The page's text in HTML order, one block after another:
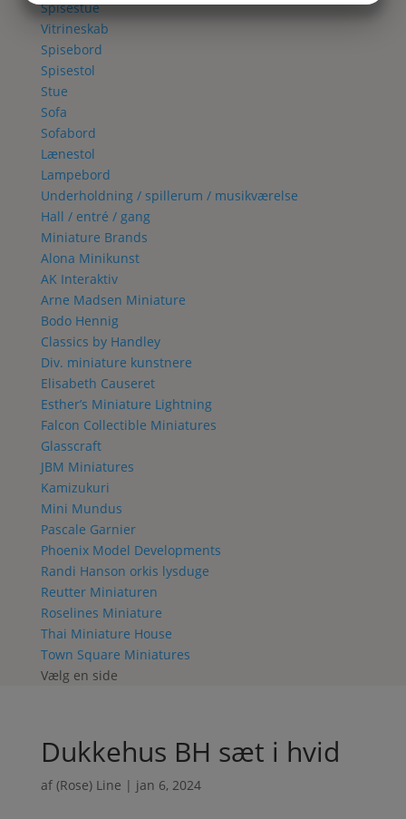
Spisestue
Vitrineskab
Spisebord
Spisestol
Stue
Sofa
Sofabord
Lænestol
Lampebord
Underholdning / spillerum / musikværelse
Hall / entré / gang
Miniature Brands
Alona Minikunst
AK Interaktiv
Arne Madsen Miniature
Bodo Hennig
Classics by Handley
Div. miniature kunstnere
Elisabeth Causeret
Esther’s Miniature Lightning
Falcon Collectible Miniatures
Glasscraft
JBM Miniatures
Kamizukuri
Mini Mundus
Pascale Garnier
Phoenix Model Developments
Randi Hanson orkis lysduge
Reutter Miniaturen
Roselines Miniature
Thai Miniature House
Town Square Miniatures
Vælg en side
Dukkehus BH sæt i hvid
af (Rose) Line | jan 6, 2024